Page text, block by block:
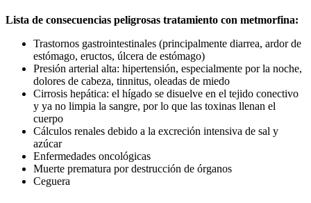
Lista de consecuencias peligrosas tratamiento con metmorfina:
Trastornos gastrointestinales (principalmente diarrea, ardor de
estómago, eructos, úlcera de estómago)
Presión arterial alta: hipertensión, especialmente por la noche,
dolores de cabeza, tinnitus, oleadas de miedo
Cirrosis hepática: el hígado se disuelve en el tejido conectivo
y ya no limpia la sangre, por lo que las toxinas llenan el
cuerpo
Cálculos renales debido a la excreción intensiva de sal y
azúcar
Enfermedades oncológicas
Muerte prematura por destrucción de órganos
Ceguera